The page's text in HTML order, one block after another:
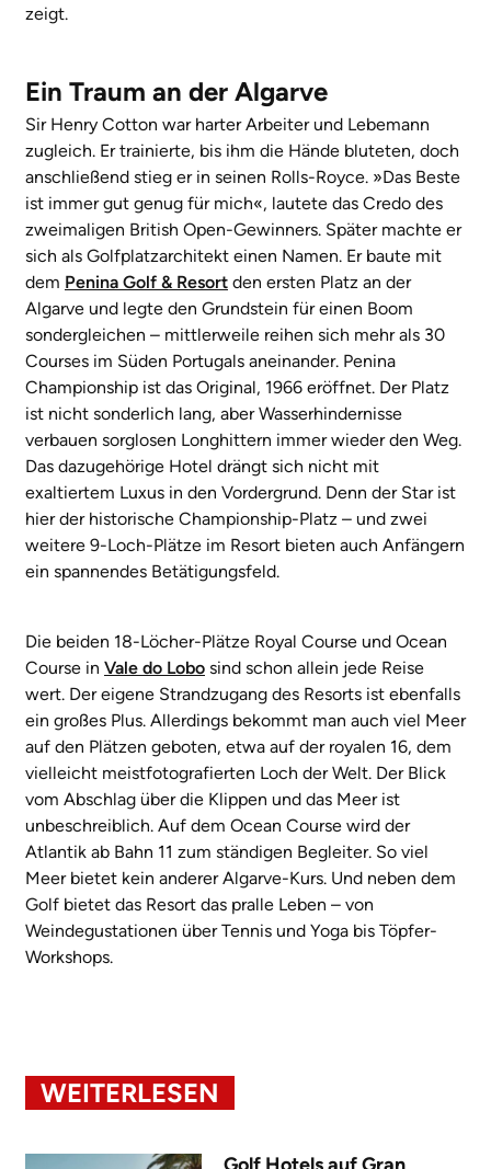
zeigt.
Ein Traum an der Algarve
Sir Henry Cotton war harter Arbeiter und Lebemann
zugleich. Er trainierte, bis ihm die Hände bluteten, doch
anschließend stieg er in seinen Rolls-Royce. »Das Beste
ist immer gut genug für mich«, lautete das Credo des
zweimaligen British Open-Gewinners. Später machte er
sich als Golfplatzarchitekt einen Namen. Er baute mit
dem Penina Golf & Resort den ersten Platz an der
Algarve und legte den Grundstein für einen Boom
sondergleichen – mittlerweile reihen sich mehr als 30
Courses im Süden Portugals aneinander. Penina
Championship ist das Original, 1966 eröffnet. Der Platz
ist nicht sonderlich lang, aber Wasserhindernisse
verbauen sorglosen Longhittern immer wieder den Weg.
Das dazugehörige Hotel drängt sich nicht mit
exaltiertem Luxus in den Vordergrund. Denn der Star ist
hier der historische Championship-Platz – und zwei
weitere 9-Loch-Plätze im Resort bieten auch Anfängern
ein spannendes Betätigungsfeld.
Die beiden 18-Löcher-Plätze Royal Course und Ocean
Course in Vale do Lobo sind schon allein jede Reise
wert. Der eigene Strandzugang des Resorts ist ebenfalls
ein großes Plus. Allerdings bekommt man auch viel Meer
auf den Plätzen geboten, etwa auf der royalen 16, dem
vielleicht meistfotografierten Loch der Welt. Der Blick
vom Abschlag über die Klippen und das Meer ist
unbeschreiblich. Auf dem Ocean Course wird der
Atlantik ab Bahn 11 zum ständigen Begleiter. So viel
Meer bietet kein anderer Algarve-Kurs. Und neben dem
Golf bietet das Resort das pralle Leben – von
Weindegustationen über Tennis und Yoga bis Töpfer-
Workshops.
WEITERLESEN
Golf Hotels auf Gran